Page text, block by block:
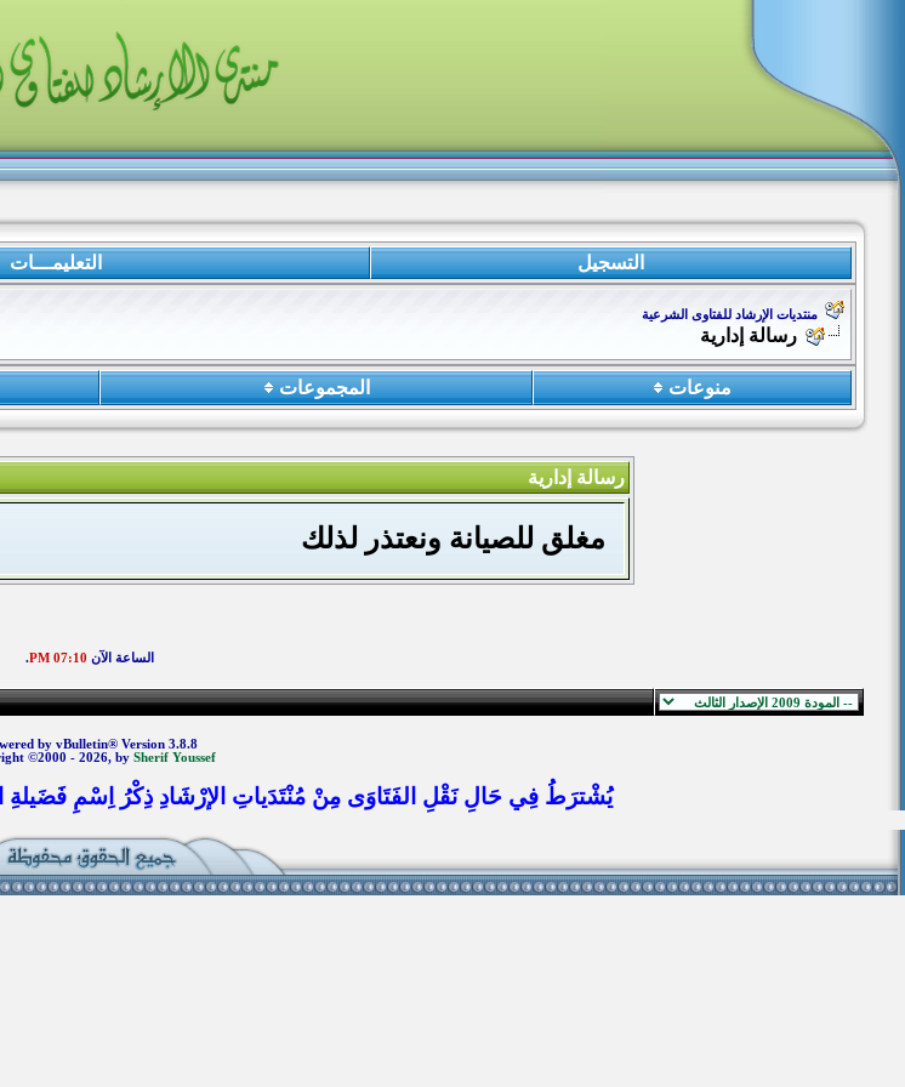
التسجيل التعليمـــات
منتديات الإرشاد للفتاوى الشرعية
رسالة إدارية
منوعات المجموعات
رسالة إدارية
مغلق للصيانة ونعتذر لذلك
الساعة الآن 07:10 PM
.
by vBulletin® Version 3.8.8
©2000 - 2026, by Sherif Youssef
يُشْترَطُ فِي حَالِ نَقْلِ الفَتَاوَى مِنْ مُنْتَدَياتِ الإرْشَادِ ذِكْرُ اِسْمِ فَضَيلةِ